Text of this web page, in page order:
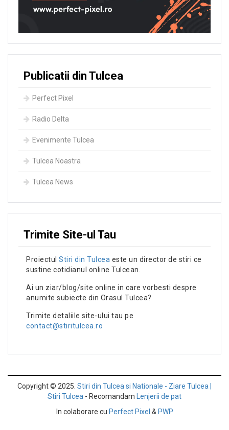
Publicatii din Tulcea
Perfect Pixel
Radio Delta
Evenimente Tulcea
Tulcea Noastra
Tulcea News
Trimite Site-ul Tau
Proiectul Stiri din Tulcea este un director de stiri ce
sustine cotidianul online Tulcean.
Ai un ziar/blog/site online in care vorbesti despre
anumite subiecte din Orasul Tulcea?
Trimite detaliile site-ului tau pe
contact@stiritulcea.ro
Copyright © 2025. Stiri din Tulcea si Nationale - Ziare Tulcea |
Stiri Tulcea - Recomandam
Lenjerii de pat
In colaborare cu Perfect Pixel & PWP